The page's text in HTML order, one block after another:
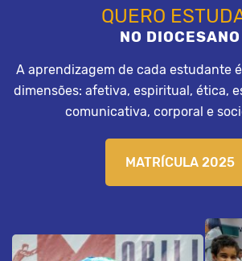
QUERO
NO DIOCESANO
A aprendizagem de cada estudante
dimensões: afetiva, espiritual, ética,
comunicativa, corporal e
MATRÍCULA 2025